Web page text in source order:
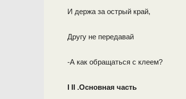
И держа за острый край,
Другу не передавай
-А как обращаться с клеем?
I II .Основная часть